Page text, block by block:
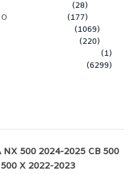
(28)
(177)
(1069)
(220)
(1)
(6299)
NX 500 2024-2025 CB 500
X 2022-2023